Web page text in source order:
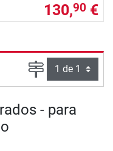
130,90 €
Página
- para